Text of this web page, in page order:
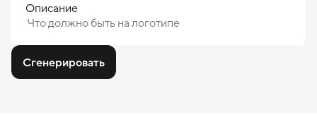
Описание
Сгенерировать